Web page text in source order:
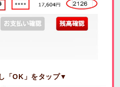
「OK」をタップ▼